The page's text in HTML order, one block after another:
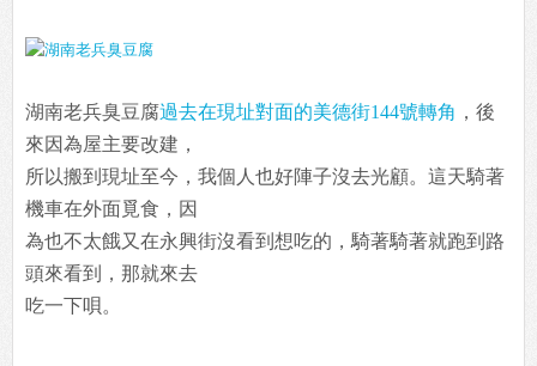
湖南老兵臭豆腐過去在現址對面的美德街144號轉角 ，後
來因為屋主要改建，
所以搬到現址至今，我個人也好陣子沒去光顧。這天騎著
機車在外面覓食，因
為也不太餓又在永興街沒看到想吃的，騎著騎著就跑到路
頭來看到，那就來去
吃一下唄。